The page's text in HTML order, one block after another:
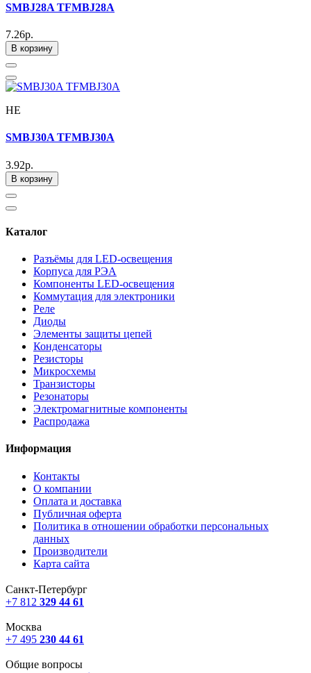
SMBJ28A TFMBJ28A
7.26р.
В корзину
HE
SMBJ30A TFMBJ30A
3.92р.
В корзину
Каталог
Разъёмы для LED-освещения
Корпуса для РЭА
Компоненты LED-освещения
Коммутация для электроники
Реле
Диоды
Элементы защиты цепей
Конденсаторы
Резисторы
Микросхемы
Транзисторы
Резонаторы
Электромагнитные компоненты
Распродажа
Информация
Контакты
О компании
Оплата и доставка
Публичная оферта
Политика в отношении обработки персональных
данных
Производители
Карта сайта
Санкт-Петербург
+7 812 329 44 61
Москва
+7 495 230 44 61
Общие вопросы